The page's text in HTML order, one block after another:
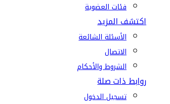
فئات العضوية
اكتشف المزيد
الأسئلة الشائعة
الاتصال
الشروط والأحكام
روابط ذات صلة
تسجيل الدخول